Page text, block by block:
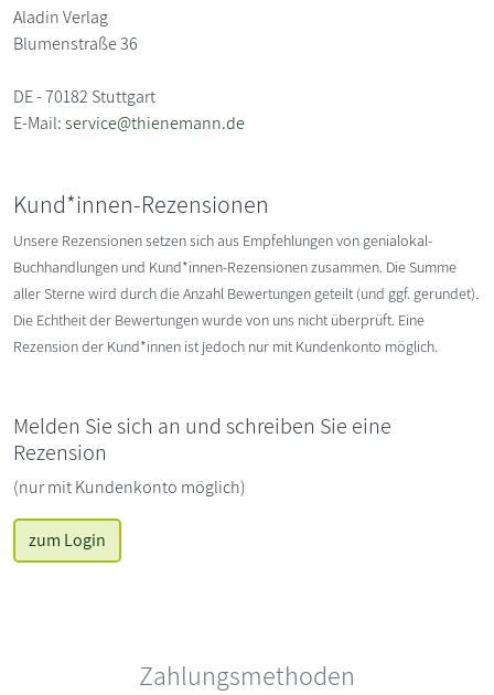
Aladin Verlag
Blumenstraße 36
DE - 70182 Stuttgart
E-Mail:service@thienemann.de
Kund*innen-Rezensionen
Unsere Rezensionen setzen sich aus Empfehlungen von genialokal-
Buchhandlungen und Kund*innen-Rezensionen zusammen. Die Summe
aller Sterne wird durch die Anzahl Bewertungen geteilt (und ggf. gerundet).
Die Echtheit der Bewertungen wurde von uns nicht überprüft. Eine
Rezension der Kund*innen ist jedoch nur mit Kundenkonto möglich.
Melden Sie sich an und schreiben Sie eine
Rezension
(nur mit Kundenkonto möglich)
zum Login
Zahlungsmethoden